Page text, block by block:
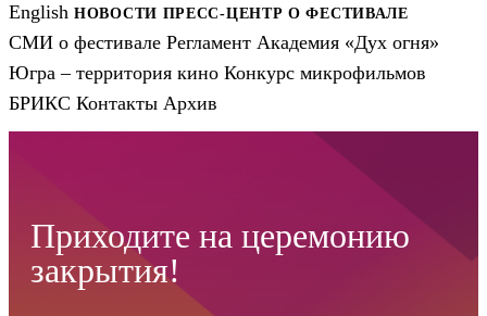
English НОВОСТИ ПРЕСС-ЦЕНТРО ФЕСТИВАЛЕ
СМИ о фестивале Регламент Академия «Дух огня»
Югра – территория кино Конкурс микрофильмов
БРИКС Контакты Архив
Приходите на церемонию
закрытия!